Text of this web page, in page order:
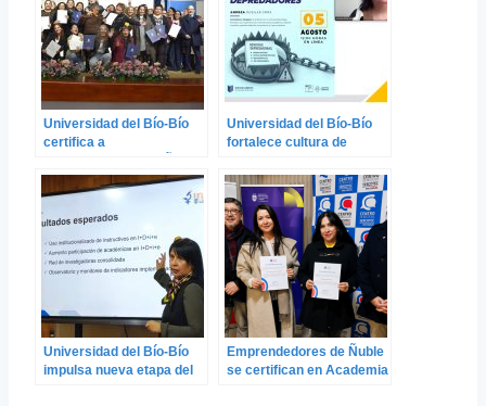
Universidad del Bío-Bío
certifica a
en programa de
fortalecimiento de la
cultura emprendedora
Universidad del Bío-Bío
fortalece cultura de
webinar sobre revistas
científicas depredadoras
Universidad del Bío-Bío
impulsa nueva etapa del
Emprendedores de Ñuble
se certifican en Academia